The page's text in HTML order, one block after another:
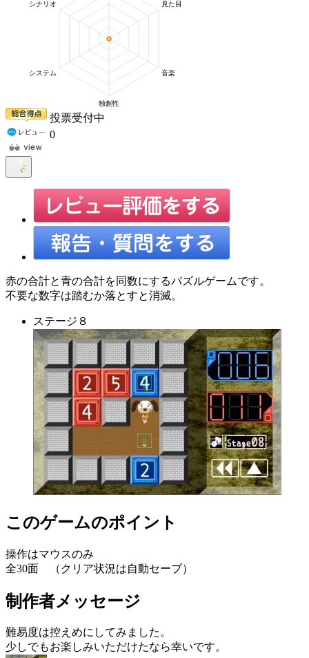
投票受付中
0
赤の合計と青の合計を同数にするパズルゲームです。
不要な数字は踏むか落とすと消滅。
ステージ８
このゲームのポイント
操作はマウスのみ
全30面 （クリア状況は自動セーブ）
制作者メッセージ
難易度は控えめにしてみました。
少しでもお楽しみいただけたなら幸いです。